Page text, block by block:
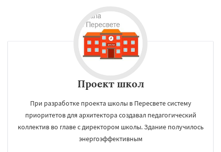
Проект школ
При разработке проекта школы в Пересвете систему
приоритетов для архитектора создавал педагогический
коллектив во главе с директором школы. Здание получилось
энергоэффективным